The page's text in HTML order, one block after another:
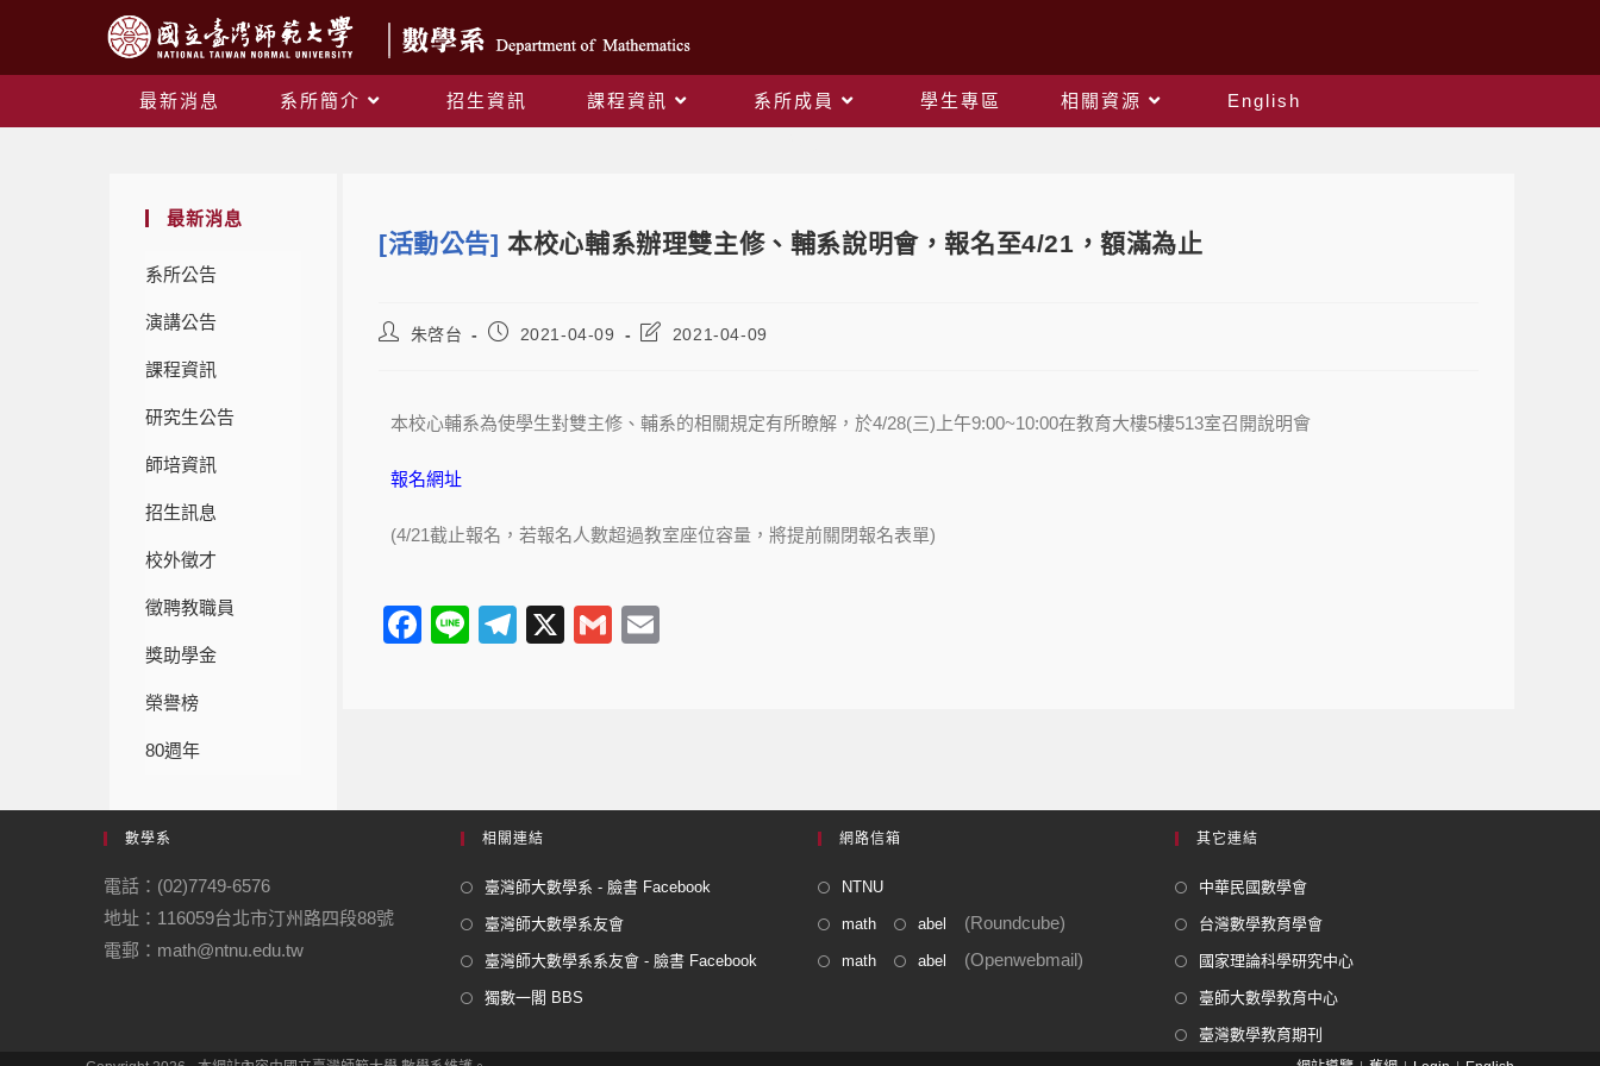
最新消息 系所簡介 招生資訊 課程資訊 系所成員 學生專區 相關資源
English
最新消息
系所公告
演講公告
課程資訊
研究生公告
師培資訊
招生訊息
校外徵才
徵聘教職員
獎助學金
榮譽榜
80週年
[活動公告]本校心輔系辦理雙主修、輔系說明會，報名至4/21，額滿為止
朱啓台 2021-04-09 2021-04-09
本校心輔系為使學生對雙主修、輔系的相關規定有所瞭解，於4/28(三)上午9:00~10:00在教育大樓5樓513室召開說明會
報名網址
(4/21截止報名，若報名人數超過教室座位容量，將提前關閉報名表單)
F
o
Li
T
m
X
G
數學系
電話：(02)7749-6576
地址：116059台北市汀州路四段88號
電郵：math@ntnu.edu.tw
相關連結
臺灣師大數學系 - 臉書 Facebook
臺灣師大數學系友會
臺灣師大數學系系友會 - 臉書 Facebook
獨數一閣 BBS
網路信箱
NTNU
math abel (Roundcube)
math abel (Openwebmail)
其它連結
中華民國數學會
台灣數學教育學會
國家理論科學研究中心
臺師大數學教育中心
臺灣數學教育期刊